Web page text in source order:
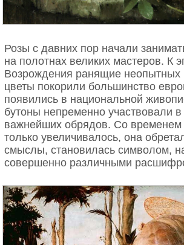
Розы с давних пор начали
на полотнах великих мастеров. К
Возрождения ранящие неопытных
цветы покорили большинство
появились в национальной
бутоны непременно участвовали
важнейших обрядов. Со временем
только увеличивалось, она
смыслы, становилась символом,
совершенно различными